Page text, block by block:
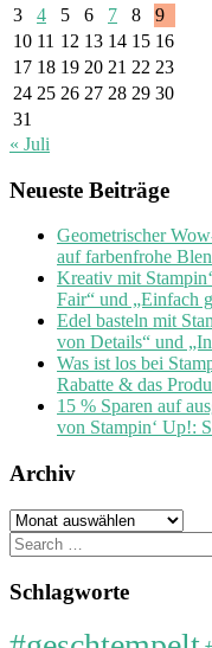
3
4 5 6 7 8
9
10 11 12 13 14 15 16
17 18 19 20 21 22 23
24 25 26 27 28 29 30
31
« Juli
Neueste Beiträge
Geometrischer
auf farbenfrohe
Kreativ mit
Fair“ und „Einfach
Edel basteln mit
von Details“ und
Was ist los bei
Rabatte & das
15 % Sparen auf
von Stampin‘ Up!:
Archiv
Archiv
Search
for:
Schlagworte